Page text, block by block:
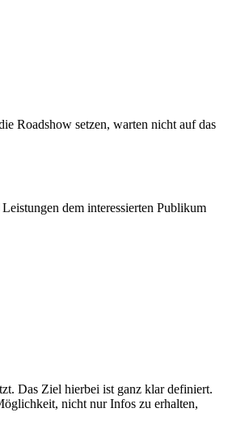
Roadshow setzen, warten nicht auf das
dem interessierten Publikum
Das Ziel hierbei ist ganz klar definiert.
nicht nur Infos zu erhalten,